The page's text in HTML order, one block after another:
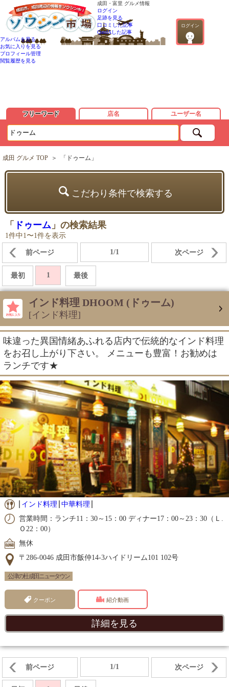
成田・富里 グルメ情報
ログイン
ログイン
足跡を見る
口コミした記事
QandAした記事
アルバムを見る
お気に入りを見る
プロフィール管理
閲覧履歴を見る
フリーワード 店名 ユーザー名
成田 グルメ TOP ＞ 「ドゥーム」
こだわり条件で検索する
「 ドゥーム 」の検索結果
1件中1〜1件を表示
前ページ 1/1 次ページ
最初 1 最後
インド料理 DHOOM (ドゥーム)
[インド料理]
味違った異国情緒あふれる店内で伝統的なインド料理
をお召し上がり下さい。 メニューも豊富！お勧めは
ランチです★
インド料理 中華料理
営業時間：ランチ11：30～15：00 ディナー17：00～23：30（Ｌ.
Ｏ22：00）
無休
〒286-0046 成田市飯仲14-3ハイドリーム101 102号
公津の杜 成田ニュータウン
クーポン 紹介動画
詳細を見る
前ページ 1/1 次ページ